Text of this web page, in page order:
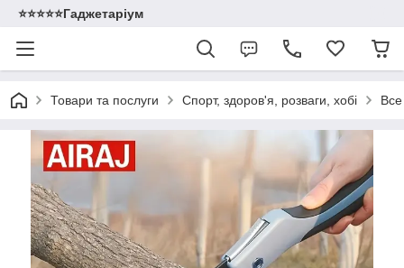
⭐️⭐️⭐️⭐️⭐️Гаджетаріум
Товари та послуги Спорт, здоров'я, розваги, хобі Все